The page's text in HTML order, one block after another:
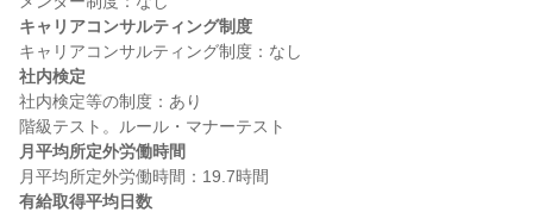
キャリアコンサルティング制度
社内検定
社内検定等の制度：あり
月平均所定外労働時間
有給取得平均日数